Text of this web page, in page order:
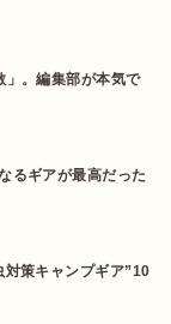
」。編集部が本気で
るギアが最高だった
対策キャンプギア”10